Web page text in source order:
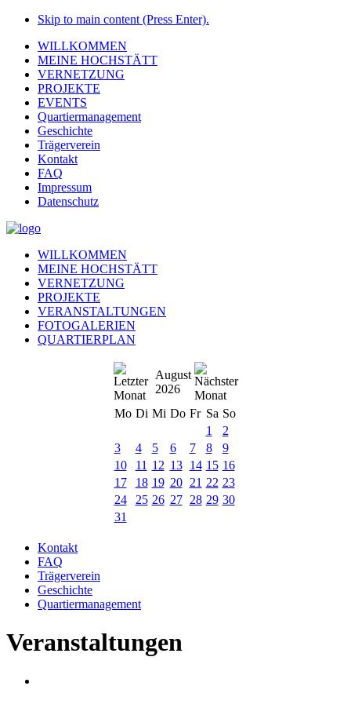
Skip to main content (Press Enter).
WILLKOMMEN
MEINE HOCHSTÄTT
VERNETZUNG
PROJEKTE
EVENTS
Quartiermanagement
Geschichte
Trägerverein
Kontakt
FAQ
Impressum
Datenschutz
WILLKOMMEN
MEINE HOCHSTÄTT
VERNETZUNG
PROJEKTE
VERANSTALTUNGEN
FOTOGALERIEN
QUARTIERPLAN
August
2026
Mo Di Mi Do Fr Sa So
1
2
3
4 5 6 7 8
9
10
11 12 13 14 15 16
17
18 19 20 21 22 23
24
25 26 27 28 29 30
31
Kontakt
FAQ
Trägerverein
Geschichte
Quartiermanagement
Veranstaltungen